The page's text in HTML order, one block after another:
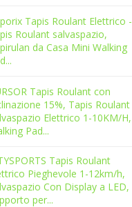
Tapis Roulant Elettrico -
Roulant salvaspazio,
da Casa Mini Walking
Tapis Roulant con
15%, Tapis Roulant
Elettrico 1-10KM/H,
Pad...
Tapis Roulant
Pieghevole 1-12km/h,
Con Display a LED,
per...